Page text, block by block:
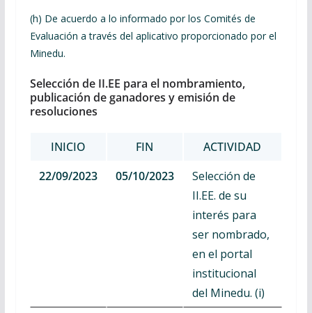
(h) De acuerdo a lo informado por los Comités de
Evaluación a través del aplicativo proporcionado por el
Minedu.
Selección de II.EE para el nombramiento,
publicación de ganadores y emisión de
resoluciones
INICIO FIN
ACTIVIDAD
22/09/2023
05/10/2023
Selección de
II.EE. de su
interés para
ser nombrado,
en el portal
institucional
del Minedu. (i)